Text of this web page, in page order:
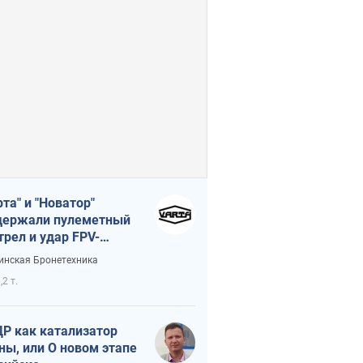
и "Новатор"
пулеметный
и удар FPV-
сохранив жизнь
Бронетехника
т.
как катализатор
или О новом этапе